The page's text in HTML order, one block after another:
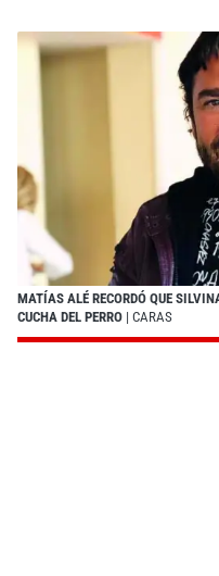
MATÍAS ALÉ RECORDÓ QUE
CUCHA DEL PERRO | CARAS